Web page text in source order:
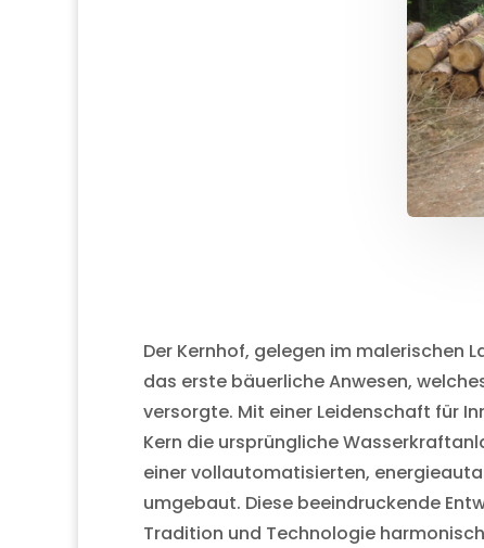
Der Kernhof, gelegen im malerischen
das erste bäuerliche Anwesen,
versorgte. Mit einer Leidenschaft für
Kern die ursprüngliche
einer vollautomatisierten,
umgebaut. Diese beeindruckende
Tradition und Technologie